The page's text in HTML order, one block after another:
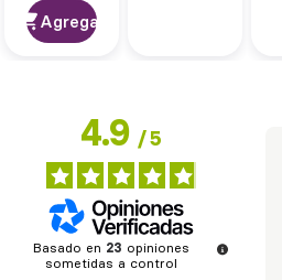
Agregar
4.9/5
Basado en 23 opiniones
sometidas a control